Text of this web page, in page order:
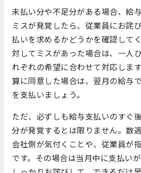
未払い分や不足分がある場合、給
ミスが発覚したら、従業員にお詫
払いを求めるかどうかを確認して
対してミスがあった場合は、一人
れぞれの希望に合わせて対応しま
算に同意した場合は、翌月の給与
を支払いましょう。
ただ、必ずしも給与支払いのすぐ
分が発覚するとは限りません。数
会社側が気付くことや、従業員が
です。その場合は当月中に支払い